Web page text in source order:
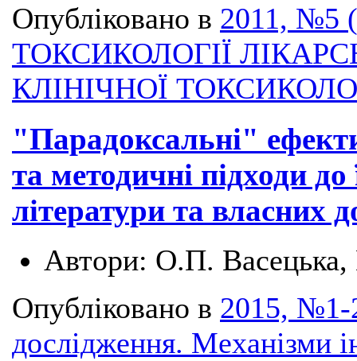
Опубліковано в 2011, №5
ТОКСИКОЛОГІЇ
КЛІНІЧНОЇ
"Парадоксальні"
та методичні підходи
літератури та власних
Автори: О.П.
Опубліковано в 2015, №1-
дослідження. Механізми